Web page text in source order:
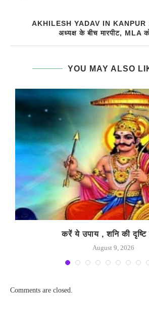
AKHILESH YADAV IN KANPUR
अध्यक्ष के बीच मारपीट, MLA
YOU MAY ALSO
करें ये उपाय , शनि की दृष्टि
August 9, 2026
Comments are closed.